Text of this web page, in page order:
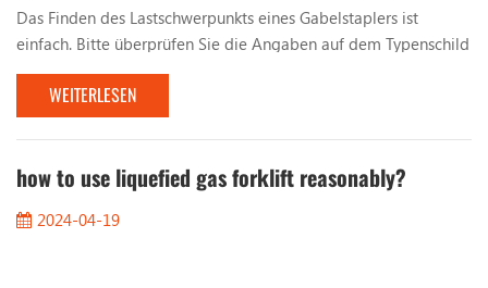
Das Finden des Lastschwerpunkts eines Gabelstaplers ist
einfach. Bitte überprüfen Sie die Angaben auf dem Typenschild
des Gabelstaplers. Darin erfahren Sie: 1. Abstand vom
Lastschwerpunkt 2. Vertikaler Mast 3. Neigung nach rechts 4.
Höhe Wenn Sie Ladungen, wie zum Beispiel Paletten,
gleichmäßig stapeln, liegt der Mittelpunkt der Ladung in der
Mitte der Ladung. Bei einer Last von 1000 mm liegt der ...
WEITERLESEN
how to use liquefied gas forklift reasonably?
2024-04-19